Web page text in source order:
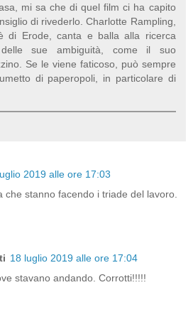
mi sa che di quel film ci ha capito
di rivederlo. Charlotte Rampling,
di Erode, canta e balla alla ricerca
delle sue ambiguità, come il suo
Se le viene faticoso, può sempre
di paperopoli, in particolare di
2019 alle ore 17:03
che stanno facendo i triade del lavoro.
18 luglio 2019 alle ore 17:04
stavano andando. Corrotti!!!!!